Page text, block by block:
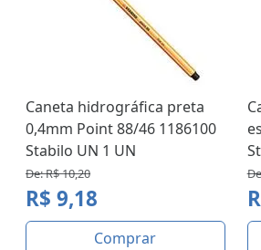
Caneta hidrográfica preta
0,4mm Point 88/46 1186100
Stabilo UN 1 UN
De: R$ 10,20
R$ 9,18
Comprar